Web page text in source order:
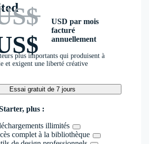
USD par mois
facturé
annuellement
plus importants qui produisent à
et exigent une liberté créative
Essai gratuit de 7 jours
plus :
illimités
complet à la bibliothèque